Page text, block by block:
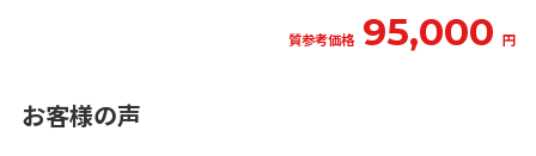
質参考価格 95,000 円
お客様の声